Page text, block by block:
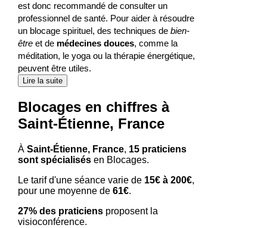
est donc recommandé de consulter un
professionnel de santé. Pour aider à résoudre
un blocage spirituel, des techniques de bien-
êtreet de médecines douces, comme la
méditation, le yoga ou la thérapie énergétique,
peuvent être utiles.
Lire la suite
Blocages en chiffres à
Saint-Étienne, France
À Saint-Étienne, France, 15 praticiens
sont spécialisésen Blocages.
Le tarif d'une séance varie de 15€ à 200€,
pour une moyenne de 61€.
27% des praticiensproposent la
visioconférence.